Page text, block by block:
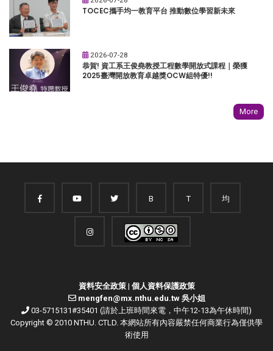
TOCEC攜手均一教育平台 推動數位學習新未來
2026-07-28
恭賀! 資工系王俊堯教授工程數學開放式課程｜榮獲
2025臺灣開放教育卓越獎OCW組特優!!
More
B T 均
資料安全政策| 個人資料保護政策
mengfen@mx.nthu.edu.tw 吳小姐
03-5715131#35401 (請於上班時間來電，中午12-13為午休時間)
Copyright © 2010 NTHU. CTLD. 本網站所有內容嚴禁任何商業行為僅供學
術使用